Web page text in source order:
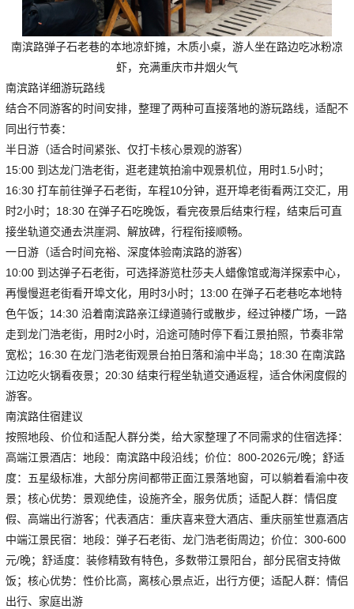
南滨路弹子石老巷的本地凉虾摊，木质小桌，游人坐在路边吃冰粉凉
虾，充满重庆市井烟火气
南滨路详细游玩路线
结合不同游客的时间安排，整理了两种可直接落地的游玩路线，适配不
同出行节奏：
半日游（适合时间紧张、仅打卡核心景观的游客）
15:00 到达龙门浩老街，逛老建筑拍渝中观景机位，用时1.5小时；
16:30 打车前往弹子石老街，车程10分钟，逛开埠老街看两江交汇，用
时2小时；18:30 在弹子石吃晚饭，看完夜景后结束行程，结束后可直
接坐轨道交通去洪崖洞、解放碑，行程衔接顺畅。
一日游（适合时间充裕、深度体验南滨路的游客）
10:00 到达弹子石老街，可选择游览杜莎夫人蜡像馆或海洋探索中心，
再慢慢逛老街看开埠文化，用时3小时；13:00 在弹子石老巷吃本地特
色午饭；14:30 沿着南滨路亲江绿道骑行或散步，经过钟楼广场，一路
走到龙门浩老街，用时2小时，沿途可随时停下看江景拍照，节奏非常
宽松；16:30 在龙门浩老街观景台拍日落和渝中半岛；18:30 在南滨路
江边吃火锅看夜景；20:30 结束行程坐轨道交通返程，适合休闲度假的
游客。
南滨路住宿建议
按照地段、价位和适配人群分类，给大家整理了不同需求的住宿选择：
高端江景酒店：地段：南滨路中段沿线；价位：800-2026元/晚；舒适
度：五星级标准，大部分房间都带正面江景落地窗，可以躺着看渝中夜
景；核心优势：景观绝佳，设施齐全，服务优质；适配人群：情侣度
假、高端出行游客；代表酒店：重庆喜来登大酒店、重庆丽笙世嘉酒店
中端江景民宿：地段：弹子石老街、龙门浩老街周边；价位：300-600
元/晚；舒适度：装修精致有特色，多数带江景阳台，部分民宿支持做
饭；核心优势：性价比高，离核心景点近，出行方便；适配人群：情侣
出行、家庭出游